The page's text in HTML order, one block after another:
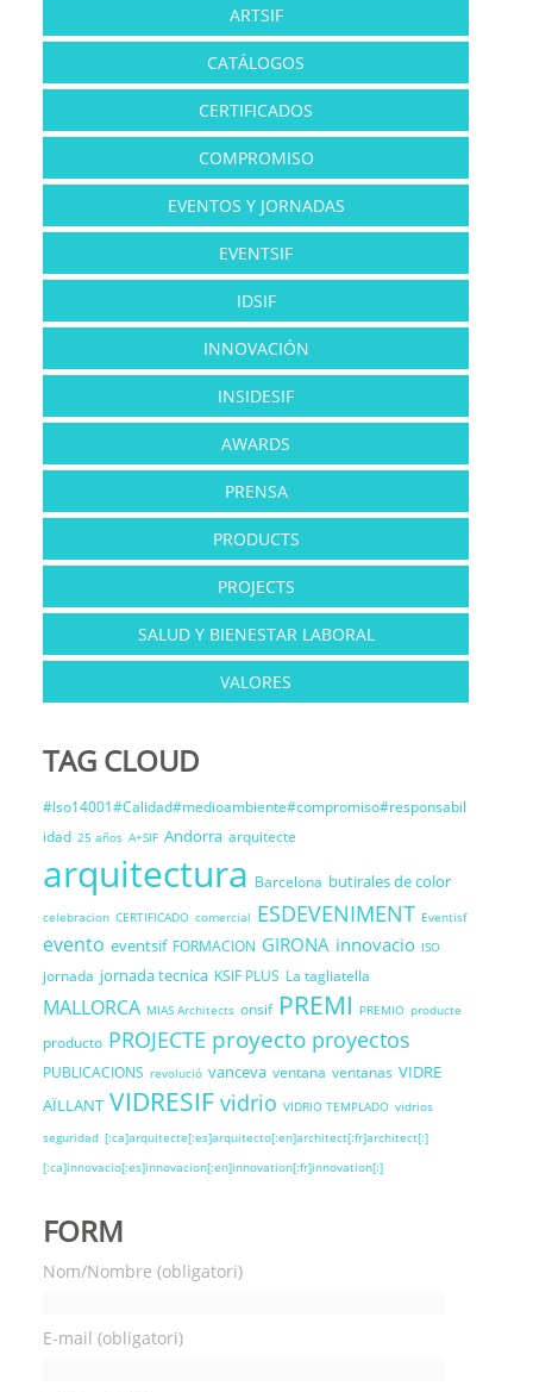
ARTSIF
CATÁLOGOS
CERTIFICADOS
COMPROMISO
EVENTOS Y JORNADAS
EVENTSIF
IDSIF
INNOVACIÓN
INSIDESIF
AWARDS
PRENSA
PRODUCTS
PROJECTS
SALUD Y BIENESTAR LABORAL
VALORES
TAG CLOUD
#Iso14001#Calidad#medioambiente#compromiso#responsabil
idad 25 años A+SIF Andorra arquitecte
arquitectura Barcelona butirales de color
celebracion CERTIFICADO comercial ESDEVENIMENT Eventisf
evento eventsif FORMACION GIRONA innovacio ISO
jornada jornada tecnica KSIF PLUS La tagliatella
MALLORCA MIAS Architects onsif PREMI PREMIO producte
producto PROJECTE proyecto proyectos
PUBLICACIONS revolució vanceva ventana ventanas VIDRE
AÏLLANT VIDRESIF vidrio VIDRIO TEMPLADO vidrios
seguridad [:ca]arquitecte[:es]arquitecto[:en]architect[:fr]architect[:]
[:ca]innovacio[:es]innovacion[:en]innovation[:fr]innovation[:]
FORM
Nom/Nombre (obligatori)
E-mail (obligatori)